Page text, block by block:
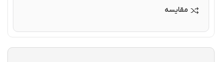
مقایسه